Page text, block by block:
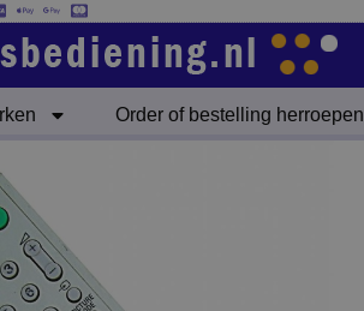
Order of bestelling herroepen